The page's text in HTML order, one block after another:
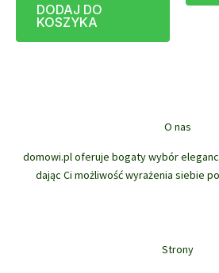
DODAJ DO
KOSZYKA
O nas
domowi.pl oferuje bogaty wybór
dając Ci możliwość wyrażenia siebie
Strony